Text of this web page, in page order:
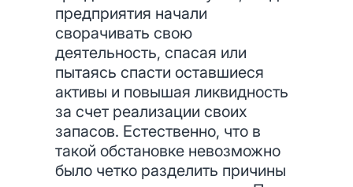
предприятия начали
сворачивать свою
деятельность, спасая или
пытаясь спасти оставшиеся
активы и повышая ликвидность
за счет реализации своих
запасов. Естественно, что в
такой обстановке невозможно
было четко разделить причины